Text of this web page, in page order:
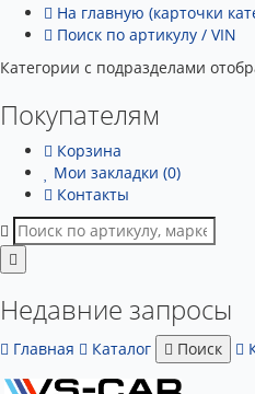
На главную (карточки
Поиск по артикулу / VIN
Категории с подразделами
Покупателям
Корзина
Мои закладки (0)
Контакты
Недавние запросы
Главная Каталог Поиск